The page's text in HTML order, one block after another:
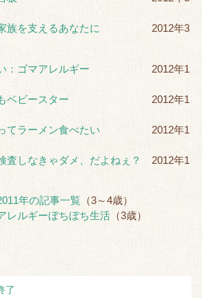
族を支えるあなたに
2012年3
：ゴマアレルギー 2012年1
ベビースター 2012年1
てラーメン食べたい 2012年1
査しなきゃダメ、だよねぇ？
2012年1
年の記事一覧 （3～4歳）
レルギーぼちぼち生活 （3歳）
了